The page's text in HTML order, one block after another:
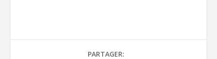
PARTAGER: